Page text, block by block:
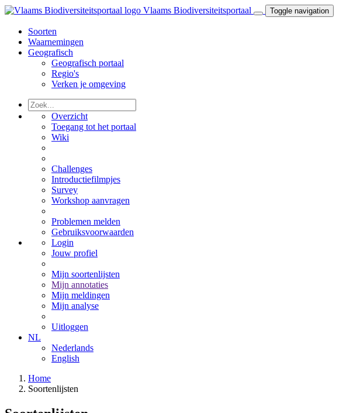
Vlaams Biodiversiteitsportaal Toggle navigation
Soorten
Waarnemingen
Geografisch
Geografisch portaal
Regio's
Verken je omgeving
Overzicht
Toegang tot het portaal
Wiki
Challenges
Introductiefilmpjes
Survey
Workshop aanvragen
Problemen melden
Gebruiksvoorwaarden
Login
Jouw profiel
Mijn soortenlijsten
Mijn annotaties
Mijn meldingen
Mijn analyse
Uitloggen
NL
Nederlands
English
Home
Soortenlijsten